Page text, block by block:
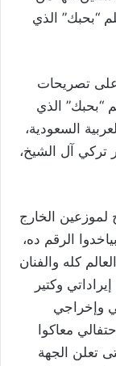
“بحبك” الذي
تصريحات
“بحبك” الذي
العربية السعودية،
آل الشيخ،
لموزعين الخارج
الرقم ده،
كله والفنان
وكتير
وإخراجي
معاكوا
تعلن الجهة